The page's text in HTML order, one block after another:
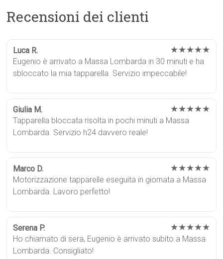
Recensioni dei clienti
Luca R. ★★★★★
Eugenio è arrivato a Massa Lombarda in 30 minuti e ha
sbloccato la mia tapparella. Servizio impeccabile!
Giulia M. ★★★★★
Tapparella bloccata risolta in pochi minuti a Massa
Lombarda. Servizio h24 davvero reale!
Marco D. ★★★★★
Motorizzazione tapparelle eseguita in giornata a Massa
Lombarda. Lavoro perfetto!
Serena P. ★★★★★
Ho chiamato di sera, Eugenio è arrivato subito a Massa
Lombarda. Consigliato!